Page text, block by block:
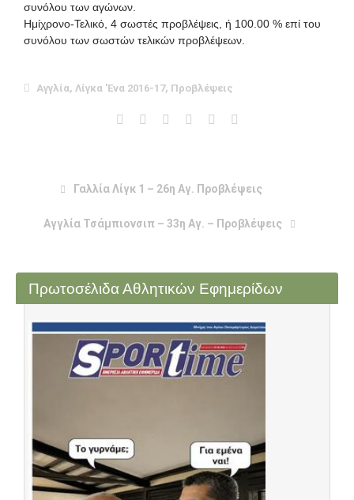
συνόλου των αγώνων.
Ημίχρονο-Τελικό, 4 σωστές προβλέψεις, ή 100.00 % επί του
συνόλου των σωστών τελικών προβλέψεων.
Αγγλία, Λίγκα 'Ενα 2016-17, Προβλέψεις
Γαλλία Λίγκ 1 – 26η Αγ. Προβλέψεις
Αγγλία Τσάμπιονσιπ – 33η Αγ. – Προβλέψεις
Πρωτοσέλιδα Αθλητικών Εφημερίδων